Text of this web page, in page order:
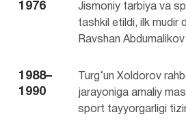
1976
Jismoniy tarbiya va
tashkil etildi, ilk mudir
Ravshan Abdumalikov
1988–
1990
Turg‘un Xoldorov
jarayoniga amaliy
sport tayyorgarligi